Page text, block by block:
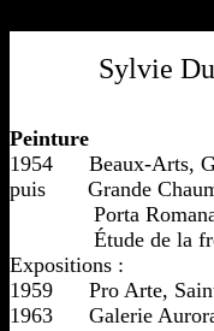
Sylvie
Peinture
1954      Beaux-Arts,
puis       Grande
Porta
Étude de la
Expositions :
1959      Pro Arte,
1963      Galerie